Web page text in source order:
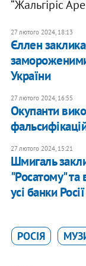
“Жальгіріс
27 лютого 2024, 18:13
Єллен
України
27 лютого 2024, 16:55
Окупанти
27 лютого 2024, 15:21
Шмигаль
"Росатому" та
усі банки
РОСІЯ